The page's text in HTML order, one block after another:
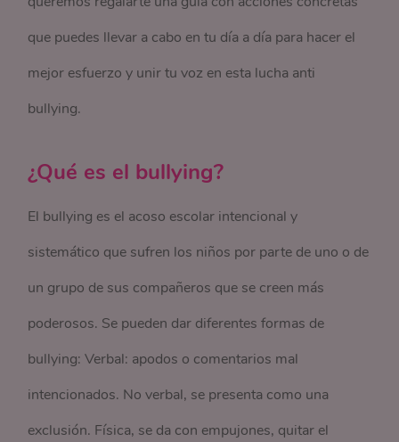
que puedes llevar a cabo en tu día a día para hacer el
mejor esfuerzo y unir tu voz en esta lucha anti
bullying.
¿Qué es el bullying?
El bullying es el acoso escolar intencional y
sistemático que sufren los niños por parte de uno o de
un grupo de sus compañeros que se creen más
poderosos. Se pueden dar diferentes formas de
bullying: Verbal: apodos o comentarios mal
intencionados. No verbal, se presenta como una
exclusión. Física, se da con empujones, quitar el